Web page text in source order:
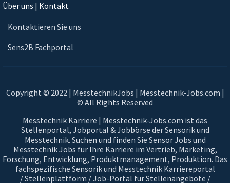
Über uns | Kontakt
Kontaktieren Sie uns
Sens2B Fachportal
Copyright © 2022 | MesstechnikJobs | Messtechnik-Jobs.com |
© All Rights Reserved
Messtechnik Karriere | Messtechnik-Jobs.com ist das
Stellenportal, Jobportal & Jobbörse der Sensorik und
Messtechnik. Suchen und finden Sie Sensor Jobs und
Messtechnik Jobs für Ihre Karriere im Vertrieb, Marketing,
Forschung, Entwicklung, Produktmanagement, Produktion. Das
fachspezifische Sensorik und Messtechnik Karriereportal
/ Stellenplattform / Job-Portal für Stellenangebote /